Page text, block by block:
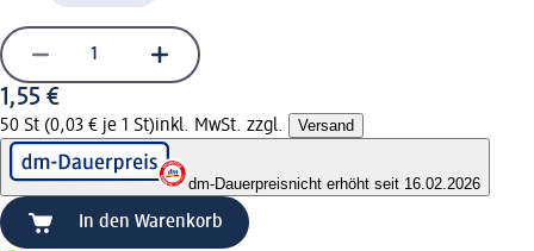
1,55 €
50 St (0,03 € je 1 St)inkl. MwSt. zzgl. Versand
dm-Dauerpreisnicht erhöht seit 16.02.2026
In den Warenkorb